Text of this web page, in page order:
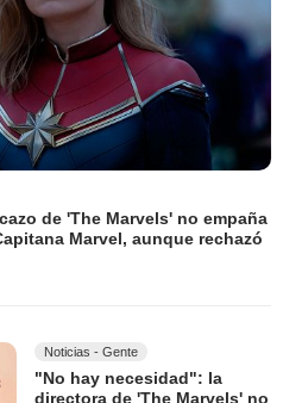
de 'The Marvels' no empaña
Marvel, aunque rechazó
Noticias - Gente
"No hay necesidad": la
directora de 'The Marvels' no